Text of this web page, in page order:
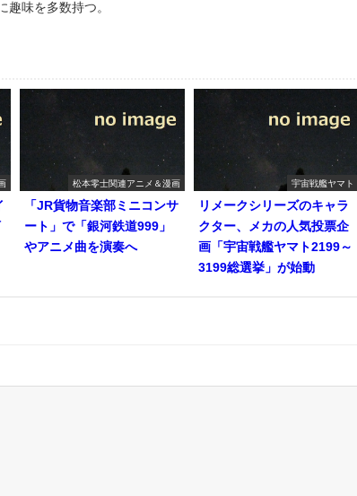
趣味を多数持つ。
松本零士関連アニメ＆漫画
「JR貨物音楽部ミニコンサ
ート」で「銀河鉄道999」
やアニメ曲を演奏へ
宇宙戦艦ヤマト
リメークシリーズのキャラ
クター、メカの人気投票企
画「宇宙戦艦ヤマト2199～
3199総選挙」が始動